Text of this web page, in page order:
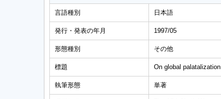
言語種別 日本語
発行・発表の年月 1997/05
形態種別 その他
標題 On global
執筆形態 単著